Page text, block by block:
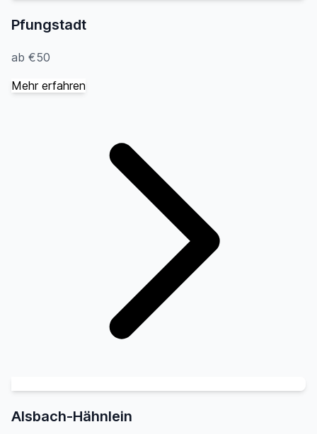
Pfungstadt
ab €50
Mehr erfahren
Alsbach-Hähnlein